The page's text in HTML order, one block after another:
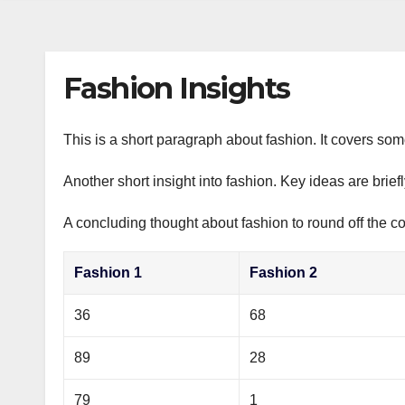
Fashion Insights
This is a short paragraph about fashion. It covers
Another short insight into fashion. Key ideas are
A concluding thought about fashion to round off the
Fashion 1 Fashion 2
36 68
89 28
79 1